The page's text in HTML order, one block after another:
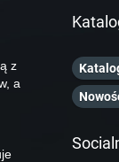
z
a